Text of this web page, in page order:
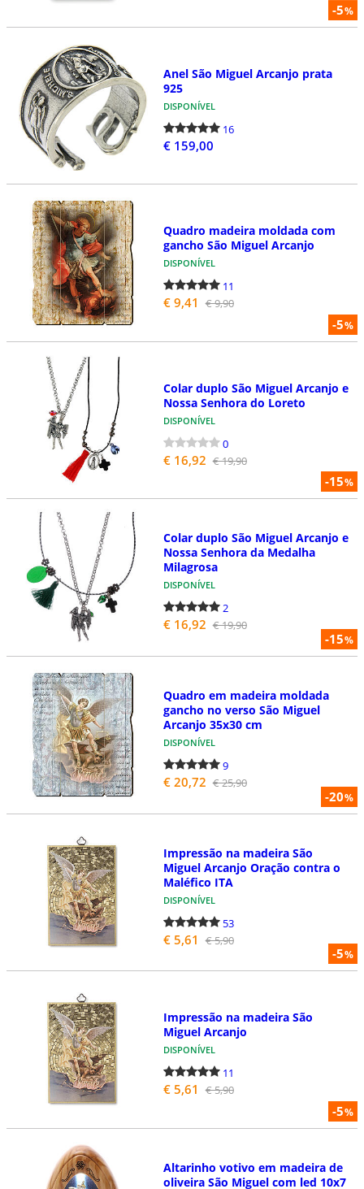
-5%
Anel São Miguel Arcanjo prata
925
DISPONÍVEL
16
€ 159,00
-5%
Quadro madeira moldada com
gancho São Miguel Arcanjo
DISPONÍVEL
11
€ 9,41 € 9,90
-15%
Colar duplo São Miguel Arcanjo e
Nossa Senhora do Loreto
DISPONÍVEL
0
€ 16,92 € 19,90
-15%
Colar duplo São Miguel Arcanjo e
Nossa Senhora da Medalha
Milagrosa
DISPONÍVEL
2
€ 16,92 € 19,90
-20%
Quadro em madeira moldada
gancho no verso São Miguel
Arcanjo 35x30 cm
DISPONÍVEL
9
€ 20,72 € 25,90
-5%
Impressão na madeira São
Miguel Arcanjo Oração contra o
Maléfico ITA
DISPONÍVEL
53
€ 5,61 € 5,90
-5%
Impressão na madeira São
Miguel Arcanjo
DISPONÍVEL
11
€ 5,61 € 5,90
Altarinho votivo em madeira de
oliveira São Miguel com led 10x7